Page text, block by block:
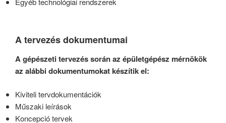
A tervezés dokumentumai
A gépészeti tervezés során az épületgépész mérnökök
az alábbi dokumentumokat készítik el:
Kiviteli tervdokumentációk
Műszaki leírások
Koncepció tervek